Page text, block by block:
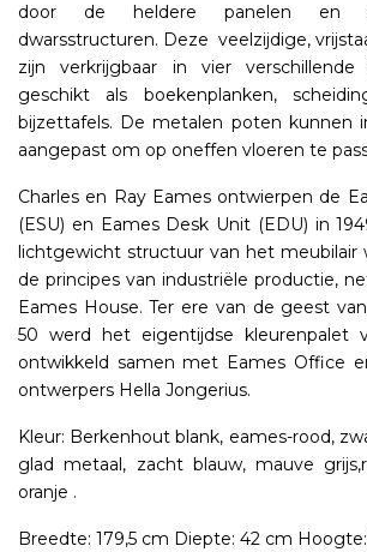
door de heldere panelen en
dwarsstructuren. Deze veelzijdige,
zijn verkrijgbaar in vier
geschikt als boekenplanken,
bijzettafels. De metalen poten kunnen
aangepast om op oneffen vloeren te
Charles en Ray Eames ontwierpen de
(ESU) en Eames Desk Unit (EDU) in
lichtgewicht structuur van het meubilair
de principes van industriële productie,
Eames House. Ter ere van de geest
50 werd het eigentijdse kleurenpalet
ontwikkeld samen met Eames Office
ontwerpers Hella Jongerius.
Kleur: Berkenhout blank, eames-rood,
glad metaal, zacht blauw, mauve
oranje .
Breedte: 179,5 cm Diepte: 42 cm